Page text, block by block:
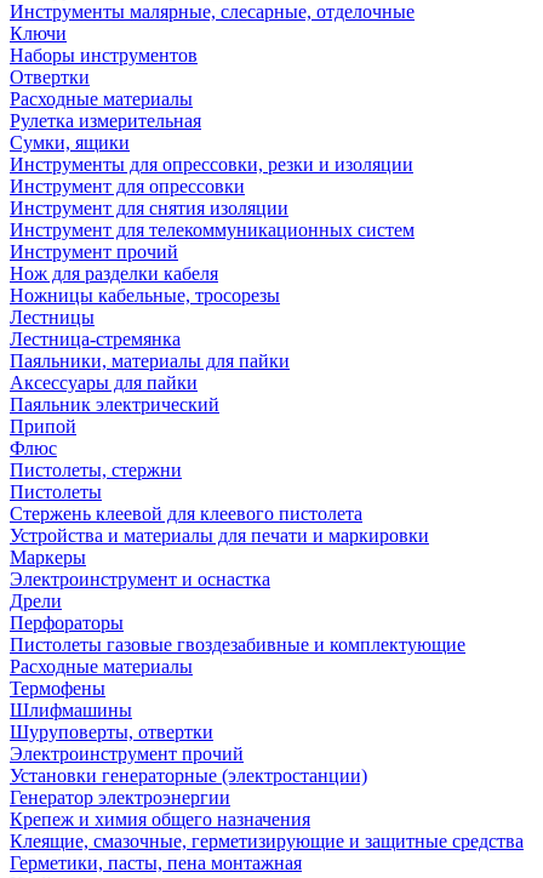
Инструменты малярные, слесарные, отделочные
Ключи
Наборы инструментов
Отвертки
Расходные материалы
Рулетка измерительная
Сумки, ящики
Инструменты для опрессовки, резки и изоляции
Инструмент для опрессовки
Инструмент для снятия изоляции
Инструмент для телекоммуникационных систем
Инструмент прочий
Нож для разделки кабеля
Ножницы кабельные, тросорезы
Лестницы
Лестница-стремянка
Паяльники, материалы для пайки
Аксессуары для пайки
Паяльник электрический
Припой
Флюс
Пистолеты, стержни
Пистолеты
Стержень клеевой для клеевого пистолета
Устройства и материалы для печати и маркировки
Маркеры
Электроинструмент и оснастка
Дрели
Перфораторы
Пистолеты газовые гвоздезабивные и комплектующие
Расходные материалы
Термофены
Шлифмашины
Шуруповерты, отвертки
Электроинструмент прочий
Установки генераторные (электростанции)
Генератор электроэнергии
Крепеж и химия общего назначения
Клеящие, смазочные, герметизирующие и защитные средства
Герметики, пасты, пена монтажная